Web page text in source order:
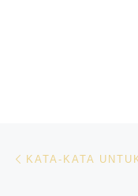
Navigasi
KATA-KATA